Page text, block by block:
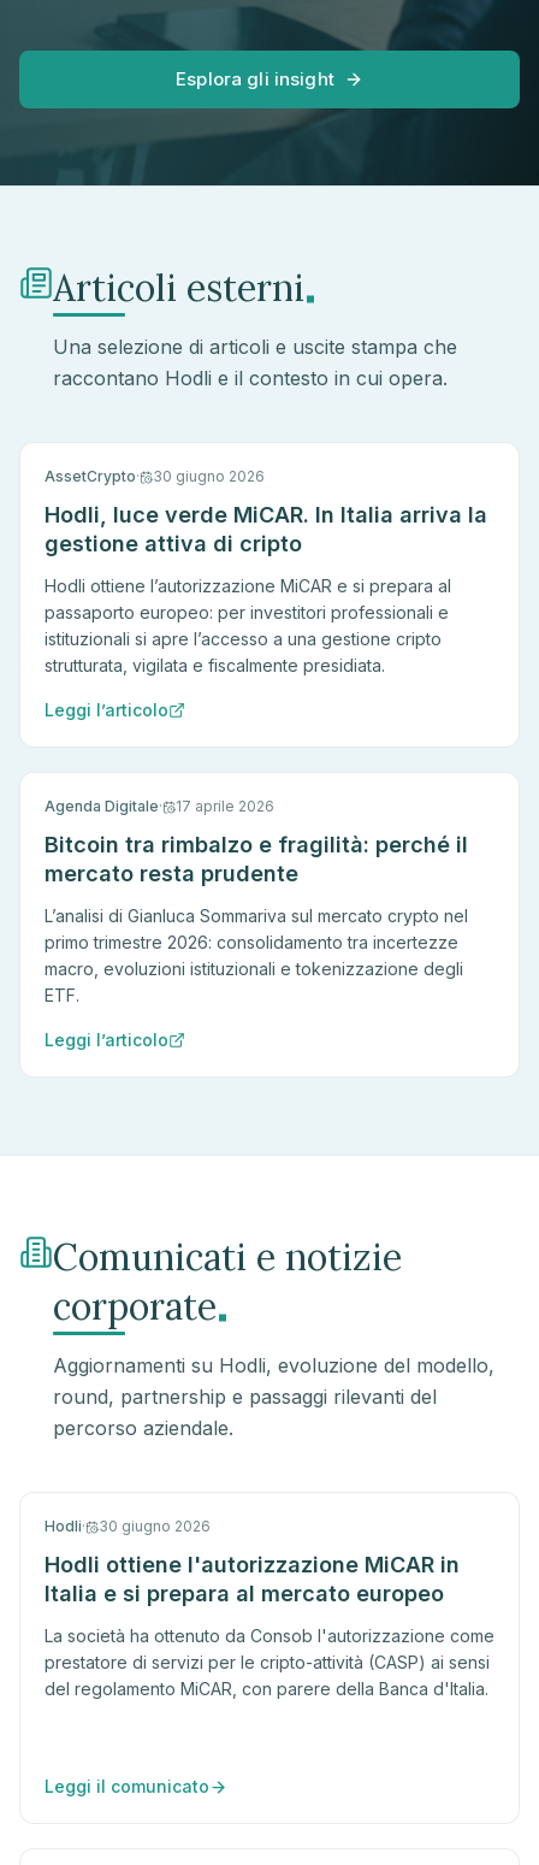
Esplora gli insight
Articoli esterni .
Una selezione di articoli e uscite stampa che
raccontano Hodli e il contesto in cui opera.
AssetCrypto· 30 giugno 2026
Hodli, luce verde MiCAR. In Italia arriva la
gestione attiva di cripto
Hodli ottiene l’autorizzazione MiCAR e si prepara al
passaporto europeo: per investitori professionali e
istituzionali si apre l’accesso a una gestione cripto
strutturata, vigilata e fiscalmente presidiata.
Leggi l’articolo
Agenda Digitale· 17 aprile 2026
Bitcoin tra rimbalzo e fragilità: perché il
mercato resta prudente
L’analisi di Gianluca Sommariva sul mercato crypto nel
primo trimestre 2026: consolidamento tra incertezze
macro, evoluzioni istituzionali e tokenizzazione degli
ETF.
Leggi l’articolo
Comunicati e notizie
corporate .
Aggiornamenti su Hodli, evoluzione del modello,
round, partnership e passaggi rilevanti del
percorso aziendale.
Hodli· 30 giugno 2026
Hodli ottiene l'autorizzazione MiCAR in
Italia e si prepara al mercato europeo
La società ha ottenuto da Consob l'autorizzazione come
prestatore di servizi per le cripto-attività (CASP) ai sensi
del regolamento MiCAR, con parere della Banca d'Italia.
Leggi il comunicato